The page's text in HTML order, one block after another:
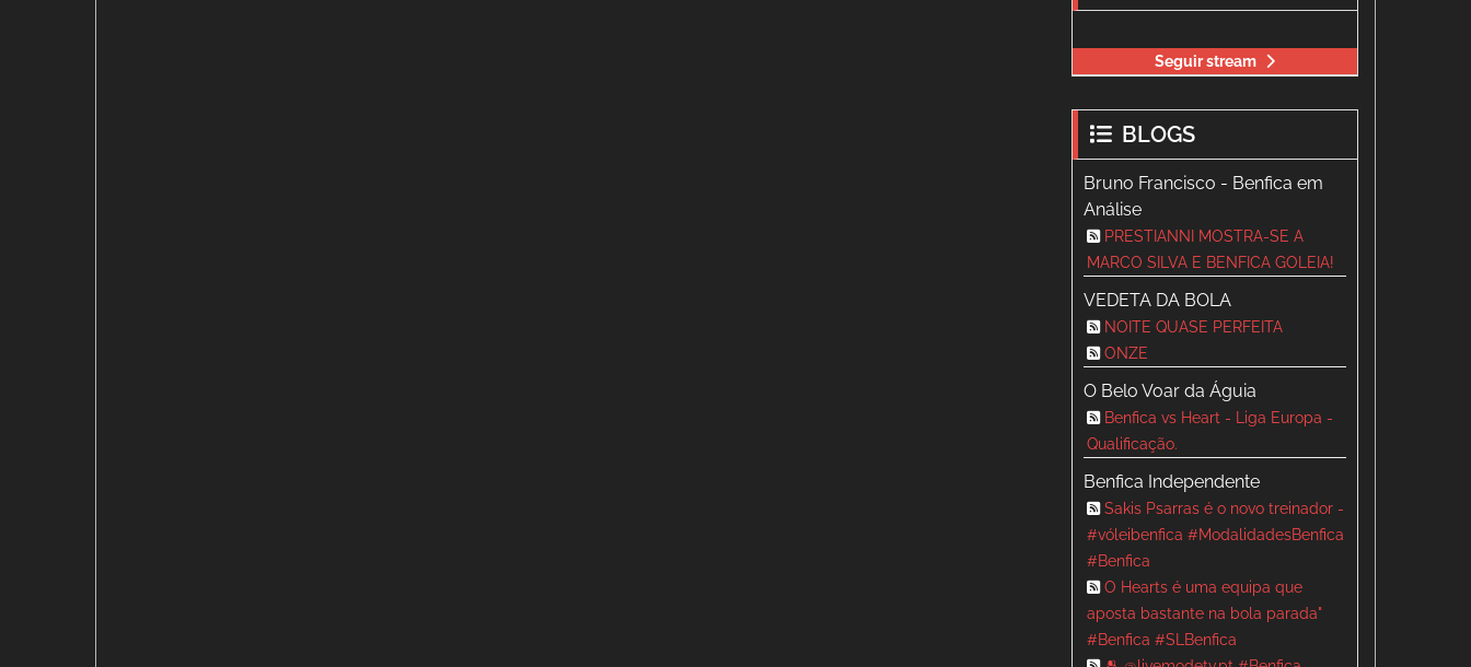
Seguir stream
BLOGS
Bruno Francisco - Benfica em
Análise
PRESTIANNI MOSTRA-SE A
MARCO SILVA E BENFICA GOLEIA!
VEDETA DA BOLA
NOITE QUASE PERFEITA
ONZE
O Belo Voar da Águia
Benfica vs Heart - Liga Europa -
Qualificação.
Benfica Independente
Sakis Psarras é o novo treinador -
#vóleibenfica #ModalidadesBenfica
#Benfica
O Hearts é uma equipa que
aposta bastante na bola parada"
#Benfica #SLBenfica